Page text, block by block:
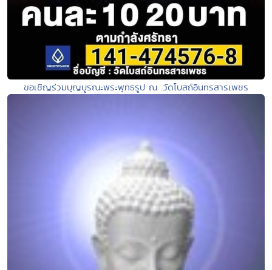
ขอเชิญร่วมบุญบูรณะพระพุทธรูป ณ .วัดโบสถ์อินทรสารเพชร